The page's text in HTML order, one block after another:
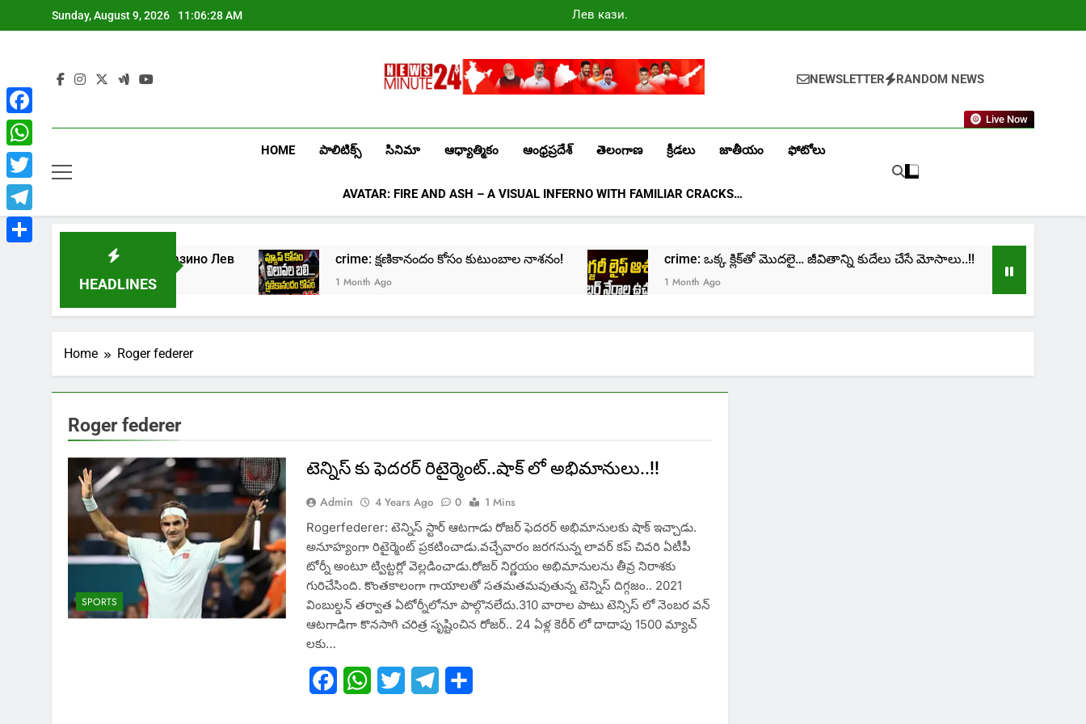
to
Sunday, August 9, 2026 11:06:28 AM
Лев казино
промокоды
Newsminute24
NEWSLETTER RANDOM NEWS
Live Now
HOME పాలిటిక్స్ సినిమా ఆధ్యాత్మికం ఆంధ్రప్రదేశ్ తెలంగాణ క్రీడలు జాతీయం ఫోటోలు
AVATAR: FIRE AND ASH – A VISUAL INFERNO WITH FAMILIAR CRACKS…
HEADLINES
Играть в онлайн казино Лев
2 Weeks Ago
crime: క్షణికానందం కోసం కుటుంబాల నాశనం!
1 Month Ago
crime: ఒక్క క్లిక్‌తో మొదలై… జీవితాన్ని కుదేలు చేసే మోసాలు..!!
1 Month Ago
Home Roger federer
Roger federer
SPORTS
టెన్నిస్ కు ఫెదరర్ రిటైర్మెంట్..షాక్ లో అభిమానులు..!!
Admin 4 Years Ago 0
1 Mins
Rogerfederer: టెన్నిస్ స్టార్ ఆటగాడు రోజర్ ఫెదరర్ అభిమానులకు షాక్ ఇచ్చాడు.
అనూహ్యంగా రిటైర్మెంట్ ప్రకటించాడు.వచ్చేవారం జరగనున్న లావర్ కప్ చివరి ఏటీపీ
టోర్నీ అంటూ ట్విట్టర్లో వెల్లడించాడు.రోజర్ నిర్ణయం అభిమానులను తీవ్ర నిరాశకు
గురిచేసింది. కొంతకాలంగా గాయాలతో సతమతమవుతున్న టెన్నిస్ దిగ్గజం.. 2021
వింబుల్డన్ తర్వాత ఏటోర్నీలోనూ పాల్గొనలేదు.310 వారాల పాటు టెన్సిస్ లో నెంబర వన్
ఆటగాడిగా కొనసాగి చరిత్ర సృష్టించిన రోజర్.. 24 ఏళ్ల కెరీర్ లో దాదాపు 1500 మ్యాచ్
లకు…
FacebookWhatsApp
Twitter Telegram
Facebook
WhatsApp
Twitter
Telegram